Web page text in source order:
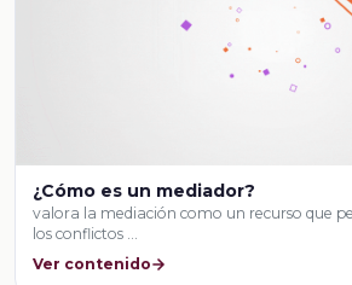
¿Cómo es un mediador?
valora la mediación como un recurso que
los conflictos …
Ver contenido